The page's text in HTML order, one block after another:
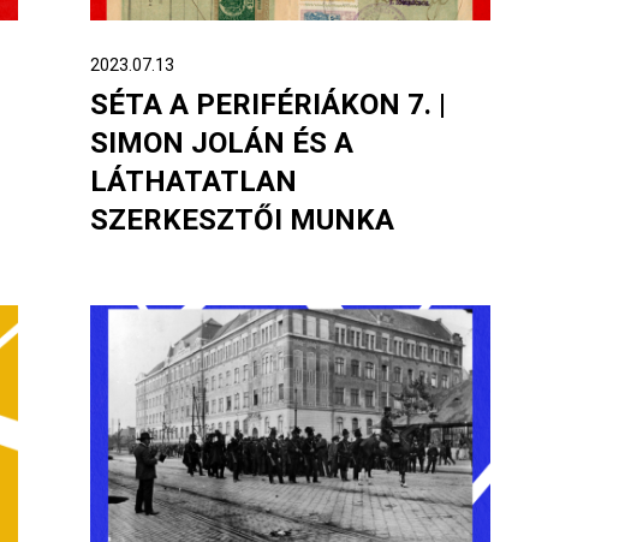
2023.07.13
SÉTA A PERIFÉRIÁKON 7. |
SIMON JOLÁN ÉS A
LÁTHATATLAN
SZERKESZTŐI MUNKA